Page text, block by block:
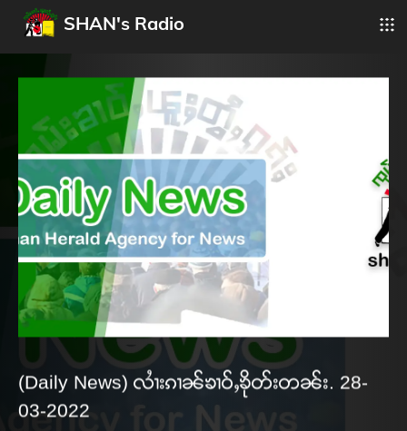
SHAN's Radio
(Daily News) လၢႆးၵၢၼ်ၶၢဝ်ႇၶိုတ်းတၼ်း. 28-
03-2022